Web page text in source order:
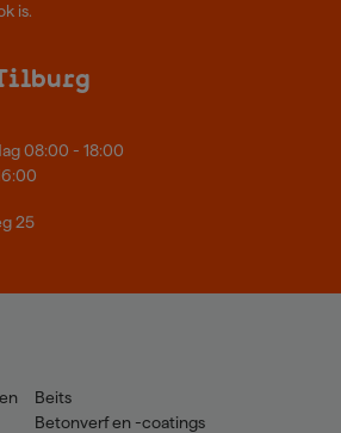
is.
08:00 - 18:00
25
Beits
Betonverf en -coatings